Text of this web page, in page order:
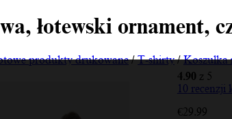
łotewski ornament,
produkty drukowane/T-shirty/Koszulka
4.90 z 5
10 recenzji
€29.99